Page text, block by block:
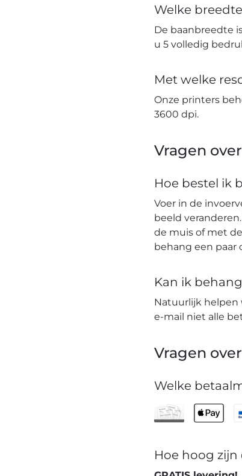
Welke
De baanbreedte
u 5 volledig
Met welke
Onze printers
3600 dpi.
Vragen
Hoe bestel ik
Voer in de
beeld
de muis of met
behang een paar
Kan ik
Natuurlijk helpen
e-mail niet alle
Vragen
Welke
Hoe hoog zijn